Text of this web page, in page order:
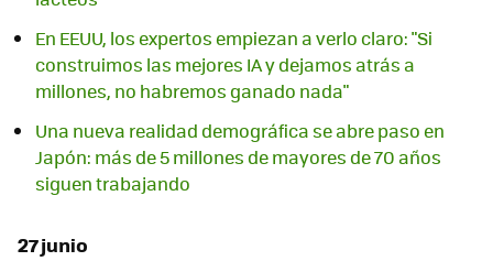
En EEUU, los expertos empiezan a verlo claro: "Si
construimos las mejores IA y dejamos atrás a
millones, no habremos ganado nada"
Una nueva realidad demográfica se abre paso en
Japón: más de 5 millones de mayores de 70 años
siguen trabajando
27 junio